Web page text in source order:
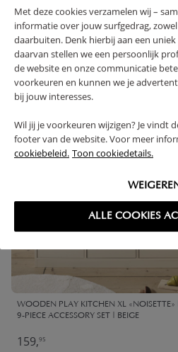
Met deze cookies verzamelen wij –
informatie over jouw surfgedrag,
daarbuiten. Denk hierbij aan een uniek
daarvan stellen we een persoonlijk
de website en onze communicatie
voorkeuren en kunnen we je
bij jouw interesses.
Wil jij je voorkeuren wijzigen? Je vindt
footer van de website. Voor meer
cookiebeleid. Toon cookiedetails.
ALLE COOKIES
High-contrast mode
FREQUENTLY
WOODEN PLAY KITCHEN XL «NOISETTE»
9-PIECE ACCESSORY SET | BEIGE
159,95